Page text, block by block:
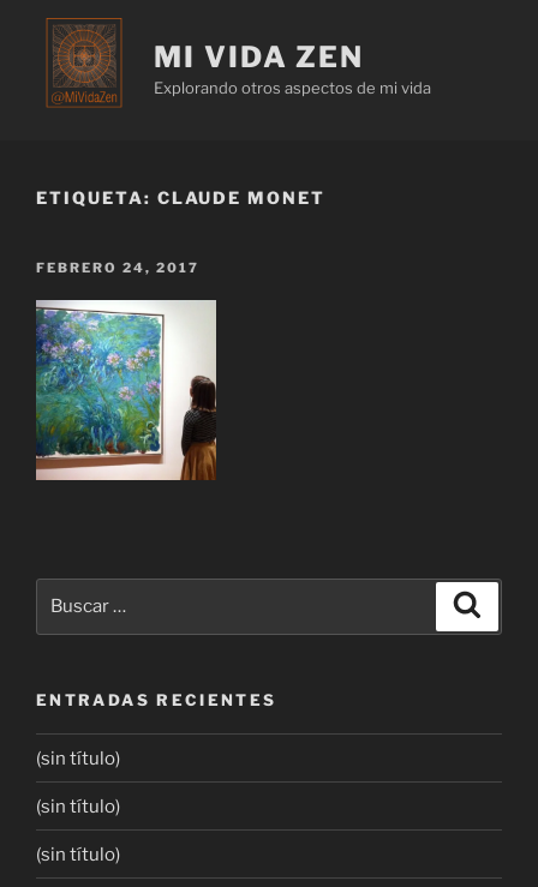
MI VIDA ZEN
Explorando otros aspectos de mi vida
ETIQUETA: CLAUDE MONET
FEBRERO 24, 2017
ENTRADAS RECIENTES
(sin título)
(sin título)
(sin título)